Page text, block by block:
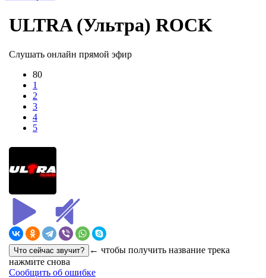
ULTRA (Ультра) ROCK
Слушать онлайн прямой эфир
80
1
2
3
4
5
← чтобы получить название трека
нажмите снова
Сообщить об ошибке